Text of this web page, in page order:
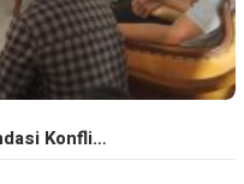
Konfli…